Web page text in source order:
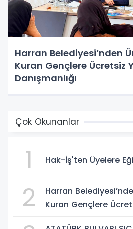
Harran Belediyesi’nden
Kuran Gençlere Ücretsiz
Danışmanlığı
Çok Okunanlar
1 Hak-İş'ten Üyelere
2
Harran
Kuran Gençlere